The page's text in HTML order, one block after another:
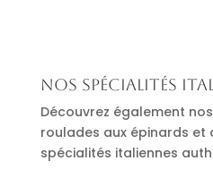
Nos spécialités
Découvrez également
roulades aux épinards et
spécialités italiennes